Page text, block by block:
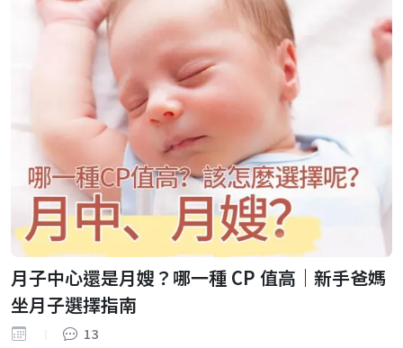
月子中心還是月嫂？哪一種 CP 值高｜新手爸媽
坐月子選擇指南
13